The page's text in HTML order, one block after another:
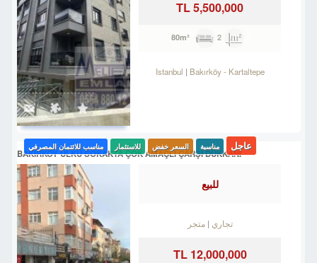
5,500,000 TL
2
Istanbul Bakırköy- Kartaltepe
BAKIRKÖY ÜLKÜ SOKAKTA ÇOK AMAÇLI ÇARŞI DÜKKANI
عاجل مناسبة السعر خفض للاستثمار مناسب للائتمان المصرفي
للبيع
تجاري متجر
12,000,000 TL